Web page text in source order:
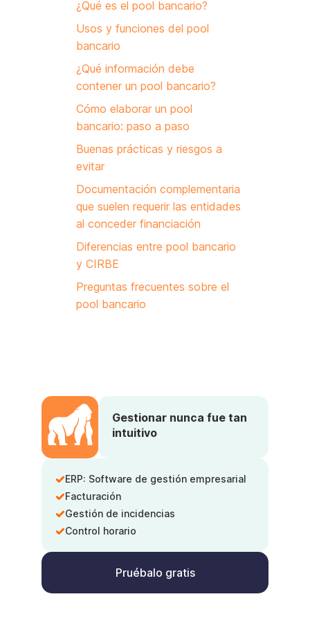
¿Qué es el pool bancario?
Usos y funciones del pool
bancario
¿Qué información debe
contener un pool bancario?
Cómo elaborar un pool
bancario: paso a paso
Buenas prácticas y riesgos a
evitar
Documentación complementaria
que suelen requerir las entidades
al conceder financiación
Diferencias entre pool bancario
y CIRBE
Preguntas frecuentes sobre el
pool bancario
Gestionar nunca fue tan
intuitivo
ERP: Software de gestión empresarial
Facturación
Gestión de incidencias
Control horario
Pruébalo gratis